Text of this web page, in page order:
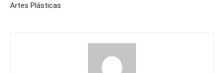
Artes Plásticas